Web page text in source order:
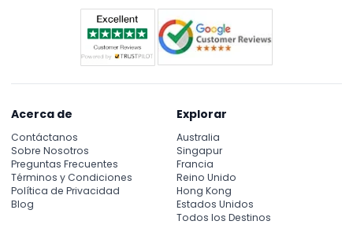
Acerca de
Contáctanos
Sobre Nosotros
Preguntas Frecuentes
Términos y Condiciones
Política de Privacidad
Blog
Explorar
Australia
Singapur
Francia
Reino Unido
Hong Kong
Estados Unidos
Todos los Destinos